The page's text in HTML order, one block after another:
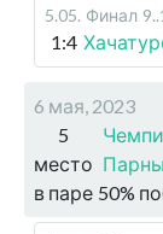
5.05. Финал
1:4
6 мая, 2023
5
место
в паре 50%